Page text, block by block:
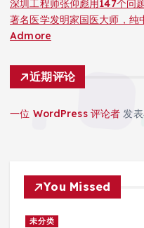
深圳工程师张仰彪用147个问
著名医学发明家国医大师，
Admore
近期评论
一位 WordPress 评论者 发
You Missed
未分类